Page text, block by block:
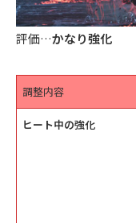
評価…かなり強化
調整内容
ヒート中の強化